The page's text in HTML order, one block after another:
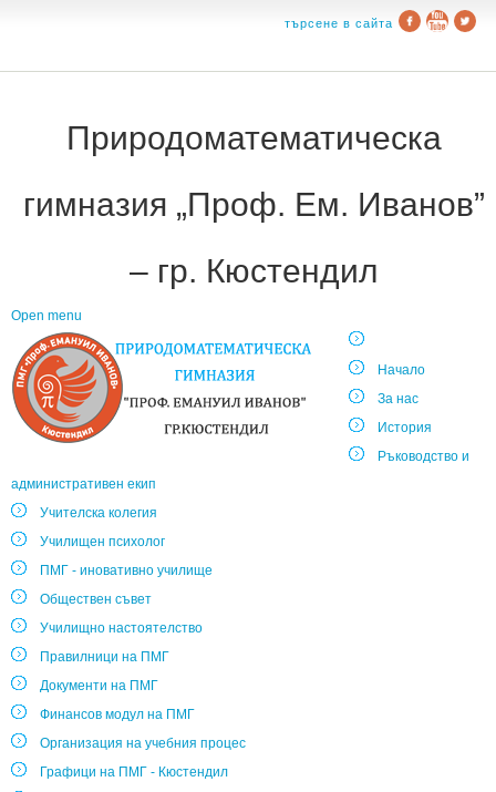
търсене в сайта
Природоматематическа
гимназия „Проф. Ем. Иванов”
– гр. Кюстендил
Open menu
Начало
За нас
История
Ръководство и
административен екип
Учителска колегия
Училищен психолог
ПМГ - иновативно училище
Обществен съвет
Училищно настоятелство
Правилници на ПМГ
Документи на ПМГ
Финансов модул на ПМГ
Организация на учебния процес
Графици на ПМГ - Кюстендил